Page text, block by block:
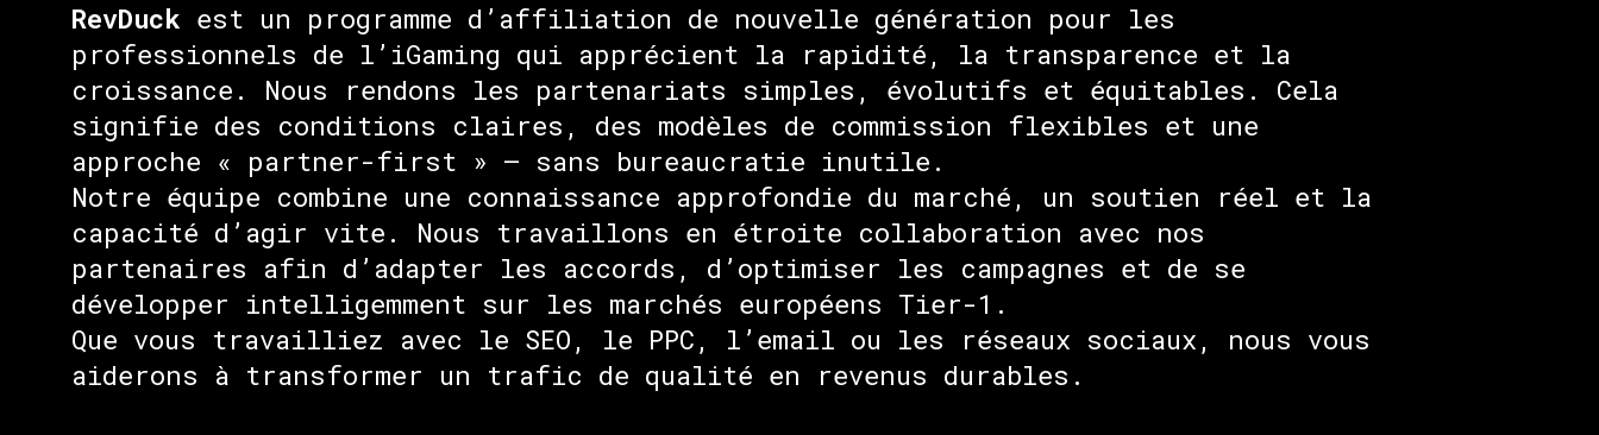
RevDuck est un programme d’affiliation de nouvelle génération pour les
professionnels de l’iGaming qui apprécient la rapidité, la transparence et la
croissance. Nous rendons les partenariats simples, évolutifs et équitables. Cela
signifie des conditions claires, des modèles de commission flexibles et une
approche « partner-first » — sans bureaucratie inutile.
Notre équipe combine une connaissance approfondie du marché, un soutien réel et la
capacité d’agir vite. Nous travaillons en étroite collaboration avec nos
partenaires afin d’adapter les accords, d’optimiser les campagnes et de se
développer intelligemment sur les marchés européens Tier-1.
Que vous travailliez avec le SEO, le PPC, l’email ou les réseaux sociaux, nous vous
aiderons à transformer un trafic de qualité en revenus durables.